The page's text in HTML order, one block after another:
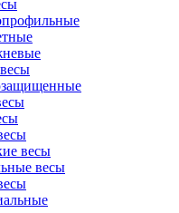
весы
весы